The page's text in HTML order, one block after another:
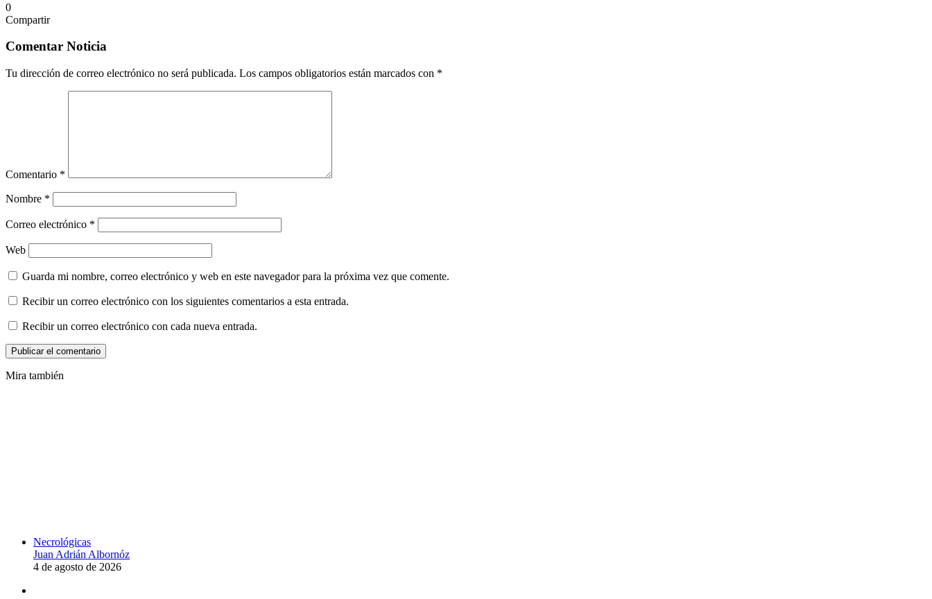
0
Compartir
por
electrónico
Comentar Noticia
Tu dirección de correo electrónico no será publicada. Los campos obligatorios están marcados con *
Comentario *
Nombre *
Correo electrónico *
Web
Guarda mi nombre, correo electrónico y web en este navegador para la próxima vez que comente.
Recibir un correo electrónico con los siguientes comentarios a esta entrada.
Recibir un correo electrónico con cada nueva entrada.
Mira también
Necrológicas
Juan Adrián Albornóz
4 de agosto de 2026